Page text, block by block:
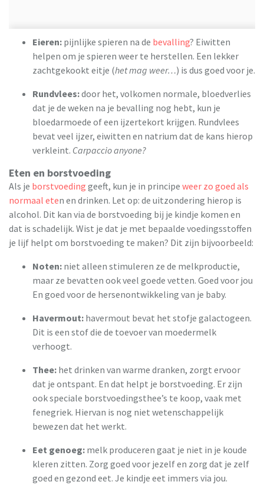
Eieren: pijnlijke spieren na de bevalling? Eiwitten
helpen om je spieren weer te herstellen. Een lekker
zachtgekookt eitje (het mag weer…) is dus goed voor je.
Rundvlees:door het, volkomen normale, bloedverlies
dat je de weken na je bevalling nog hebt, kun je
bloedarmoede of een ijzertekort krijgen. Rundvlees
bevat veel ijzer, eiwitten en natrium dat de kans hierop
verkleint. Carpaccio anyone?
Eten en borstvoeding
Als je borstvoeding geeft, kun je in principe weer zo goed als
normaal eten en drinken. Let op: de uitzondering hierop is
alcohol. Dit kan via de borstvoeding bij je kindje komen en
dat is schadelijk. Wist je dat je met bepaalde voedingsstoffen
je lijf helpt om borstvoeding te maken? Dit zijn bijvoorbeeld:
Noten: niet alleen stimuleren ze de melkproductie,
maar ze bevatten ook veel goede vetten. Goed voor jou
En goed voor de hersenontwikkeling van je baby.
Havermout: havermout bevat het stofje galactogeen.
Dit is een stof die de toevoer van moedermelk
verhoogt.
Thee: het drinken van warme dranken, zorgt ervoor
dat je ontspant. En dat helpt je borstvoeding. Er zijn
ook speciale borstvoedingsthee’s te koop, vaak met
fenegriek. Hiervan is nog niet wetenschappelijk
bewezen dat het werkt.
Eet genoeg: melk produceren gaat je niet in je koude
kleren zitten. Zorg goed voor jezelf en zorg dat je zelf
goed en gezond eet. Je kindje eet immers via jou.